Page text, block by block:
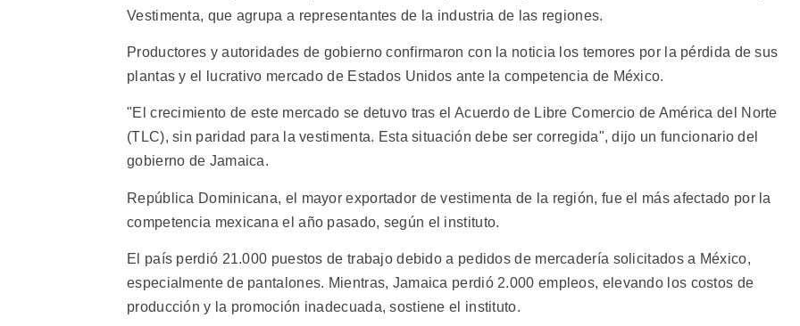
Vestimenta, que agrupa a representantes de la industria de las regiones.
Productores y autoridades de gobierno confirmaron con la noticia los temores por la pérdida de sus
plantas y el lucrativo mercado de Estados Unidos ante la competencia de México.
"El crecimiento de este mercado se detuvo tras el Acuerdo de Libre Comercio de América del Norte
(TLC), sin paridad para la vestimenta. Esta situación debe ser corregida", dijo un funcionario del
gobierno de Jamaica.
República Dominicana, el mayor exportador de vestimenta de la región, fue el más afectado por la
competencia mexicana el año pasado, según el instituto.
El país perdió 21.000 puestos de trabajo debido a pedidos de mercadería solicitados a México,
especialmente de pantalones. Mientras, Jamaica perdió 2.000 empleos, elevando los costos de
producción y la promoción inadecuada, sostiene el instituto.